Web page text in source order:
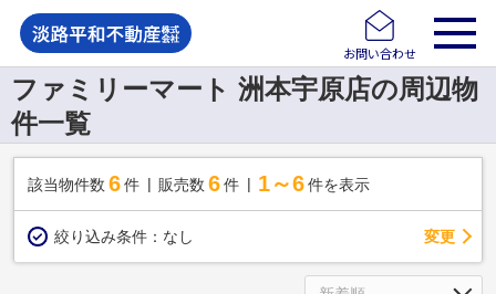
お問い合わせ
ファミリーマート 洲本宇原店の周辺物
件一覧
該当物件数 6件 販売数 6 件 1～6 件を表示
絞り込み条件： なし 変更